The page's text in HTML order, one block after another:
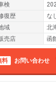
検
復歴
な
域
北
売店
函
料 お問い合わせ